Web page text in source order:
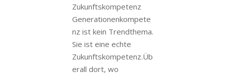
Zukunftskompetenz
Generationenkompete
nz ist kein Trendthema.
Sie ist eine echte
Zukunftskompetenz.Üb
erall dort, wo